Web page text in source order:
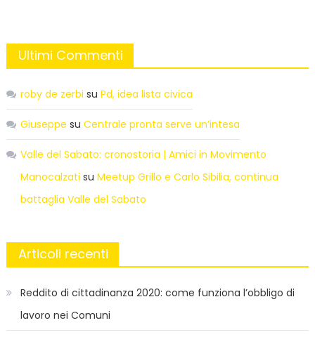
Ultimi Commenti
roby de zerbi su Pd, idea lista civica
Giuseppe su Centrale pronta serve un’intesa
Valle del Sabato: cronostoria | Amici in Movimento
Manocalzati su Meetup Grillo e Carlo Sibilia, continua
battaglia Valle del Sabato
Articoli recenti
Reddito di cittadinanza 2020: come funziona l’obbligo di
lavoro nei Comuni